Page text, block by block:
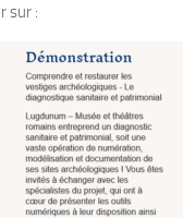
sur :